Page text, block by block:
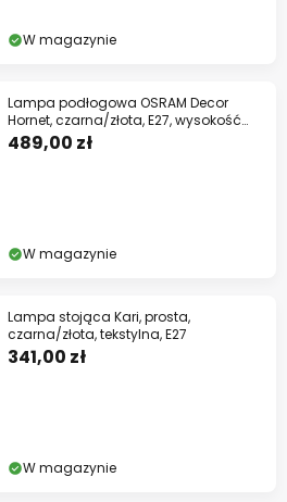
W magazynie
Lampa podłogowa OSRAM Decor
Hornet, czarna/złota, E27, wysokość
175 cm
489,00 zł
W magazynie
Lampa stojąca Kari, prosta,
czarna/złota, tekstylna, E27
341,00 zł
W magazynie